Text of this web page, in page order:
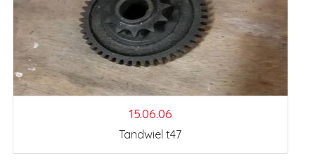
15.06.06
Tandwiel t47